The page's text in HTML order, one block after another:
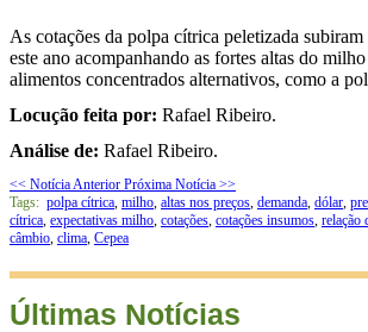
As cotações da polpa cítrica peletizada
este ano acompanhando as fortes altas do
alimentos concentrados alternativos, como a
Locução feita por: Rafael Ribeiro.
Análise de: Rafael Ribeiro.
<< Notícia Anterior Próxima Notícia >>
Tags: polpa cítrica, milho, altas nos preços, demanda, dólar,
cítrica, expectativas milho, cotações, cotações insumos, relação
câmbio, clima, Cepea
Últimas Notícias